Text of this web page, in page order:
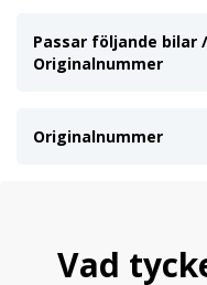
Passar följande bilar
Originalnummer
Originalnummer
Vad